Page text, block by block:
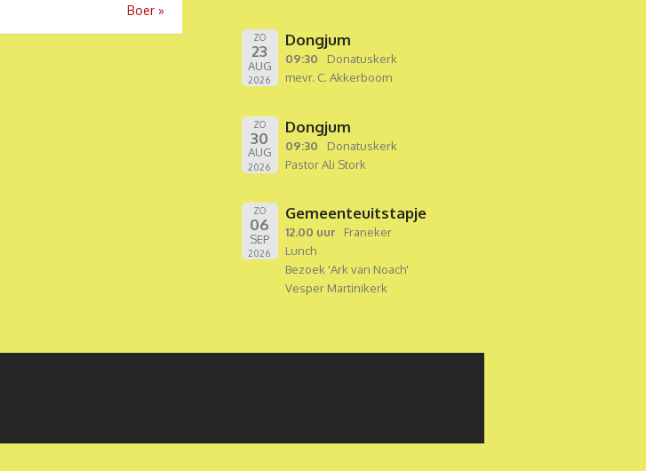
Boer »
ZO
23
AUG
2026
Dongjum
09:30
Donatuskerk
mevr. C. Akkerboom
ZO
30
AUG
2026
Dongjum
09:30
Donatuskerk
Pastor Ali Stork
ZO
06
SEP
2026
Gemeenteuitstapje
12.00 uur
Franeker
Lunch
Bezoek 'Ark van Noach'
Vesper Martinikerk